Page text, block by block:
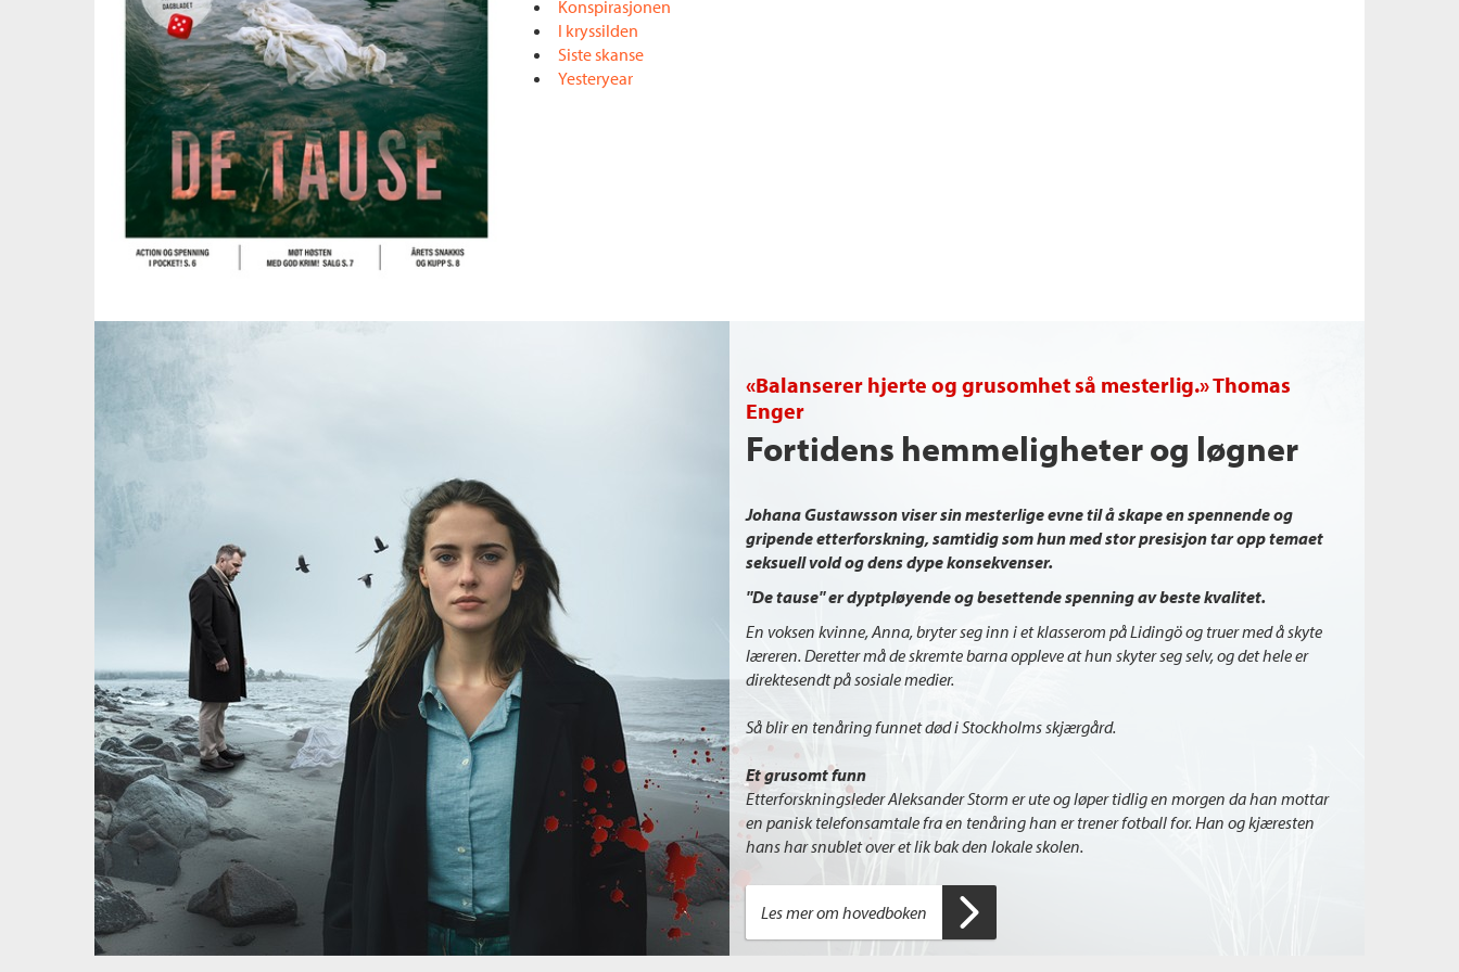
Konspirasjonen
I kryssilden
Siste skanse
Yesteryear
«Balanserer hjerte og grusomhet så mesterlig.» Thomas
Enger
Fortidens hemmeligheter og løgner
Johana Gustawsson viser sin mesterlige evne til å skape en spennende og
gripende etterforskning, samtidig som hun med stor presisjon tar opp temaet
seksuell vold og dens dype konsekvenser.
"De tause"er dyptpløyende og besettende spenning av beste kvalitet.
En voksen kvinne, Anna, bryter seg inn i et klasserom på Lidingö og truer med å skyte
læreren. Deretter må de skremte barna oppleve at hun skyter seg selv, og det hele er
direktesendt på sosiale medier.
Så blir en tenåring funnet død i Stockholms skjærgård.
Et grusomt funn
Etterforskningsleder Aleksander Storm er ute og løper tidlig en morgen da han mottar
en panisk telefonsamtale fra en tenåring han er trener fotball for. Han og kjæresten
hans har snublet over et lik bak den lokale skolen.
Les mer om hovedboken